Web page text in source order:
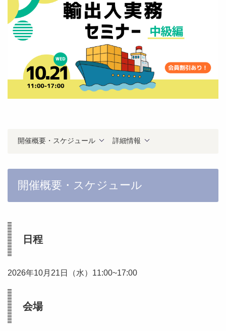
開催概要・スケジュール 詳細情報
開催概要・スケジュール
日程
2026年10月21日（水）11:00~17:00
会場